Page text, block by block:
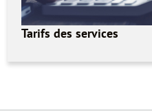
Tarifs des services